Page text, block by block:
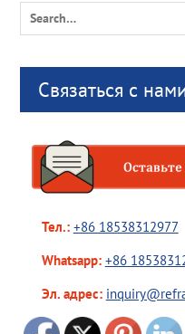
Search
Связаться с
Тел.: +86 18538312977
Whatsapp: +86
Эл. адрес: